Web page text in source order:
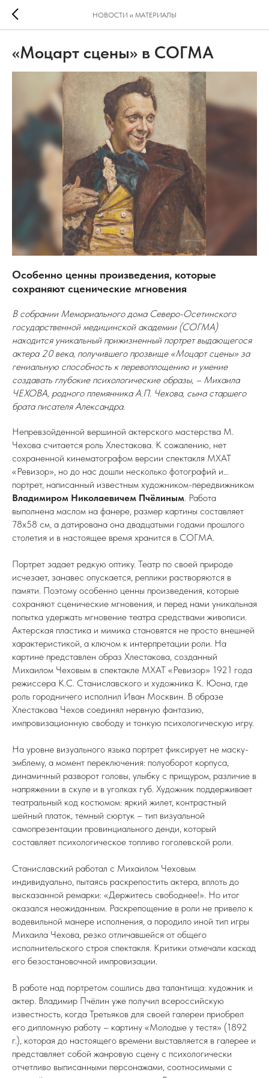
НОВОСТИ и МАТЕРИАЛЫ
«Моцарт сцены» в СОГМА
Особенно ценны произведения, которые
сохраняют сценические мгновения
В собрании Мемориального дома Северо-Осетинского
государственной медицинской академии (СОГМА)
находится уникальный прижизненный портрет выдающегося
актера 20 века, получившего прозвище «Моцарт сцены» за
гениальную способность к перевоплощению и умение
создавать глубокие психологические образы, – Михаила
ЧЕХОВА, родного племянника А.П. Чехова, сына старшего
брата писателя Александра.
Непревзойденной вершиной актерского мастерства М.
Чехова считается роль Хлестакова. К сожалению, нет
сохраненной кинематографом версии спектакля МХАТ
«Ревизор», но до нас дошли несколько фотографий и…
портрет, написанный известным художником-передвижником
Владимиром Николаевичем Пчёлиным. Работа
выполнена маслом на фанере, размер картины составляет
78х58 см, а датирована она двадцатыми годами прошлого
столетия и в настоящее время хранится в СОГМА.
Портрет задает редкую оптику. Театр по своей природе
исчезает, занавес опускается, реплики растворяются в
памяти. Поэтому особенно ценны произведения, которые
сохраняют сценические мгновения, и перед нами уникальная
попытка удержать мгновение театра средствами живописи.
Актерская пластика и мимика становятся не просто внешней
характеристикой, а ключом к интерпретации роли. На
картине представлен образ Хлестакова, созданный
Михаилом Чеховым в спектакле МХАТ «Ревизор» 1921 года
режиссера К.С. Станиславского и художника К. Юона, где
роль городничего исполнил Иван Москвин. В образе
Хлестакова Чехов соединял нервную фантазию,
импровизационную свободу и тонкую психологическую игру.
На уровне визуального языка портрет фиксирует не маску-
эмблему, а момент переключения: полуоборот корпуса,
динамичный разворот головы, улыбку с прищуром, различие в
напряжении в скуле и в уголках губ. Художник поддерживает
театральный код костюмом: яркий жилет, контрастный
шейный платок, темный сюртук – тип визуальной
самопрезентации провинциального денди, который
составляет психологическое топливо гоголевской роли.
Станиславский работал с Михаилом Чеховым
индивидуально, пытаясь раскрепостить актера, вплоть до
высказанной ремарки: «Держитесь свободнее!». Но итог
оказался неожиданным. Раскрепощение в роли не привело к
водевильной манере исполнения, а породило иной тип игры
Михаила Чехова, резко отличавшейся от общего
исполнительского строя спектакля. Критики отмечали каскад
его безостановочной импровизации.
В работе над портретом сошлись два талантища: художник и
актер. Владимир Пчёлин уже получил всероссийскую
известность, когда Третьяков для своей галереи приобрел
его дипломную работу – картину «Молодые у тестя» (1892
г.), которая до настоящего времени выставляется в галерее и
представляет собой жанровую сцену с психологически
отчетливо выписанными персонажами, соотносимыми с